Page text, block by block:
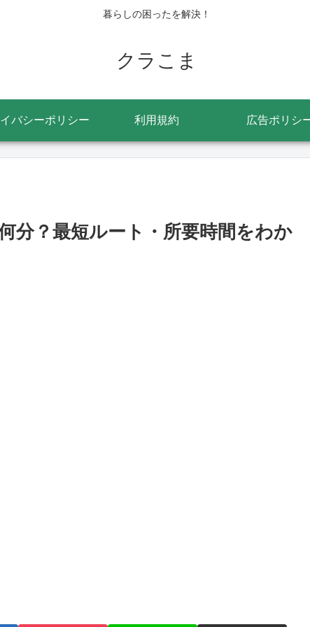
暮らしの困ったを解決！
クラこま
バシーポリシー 利用規約 広告ポリシ
分？最短ルート・所要時間をわか